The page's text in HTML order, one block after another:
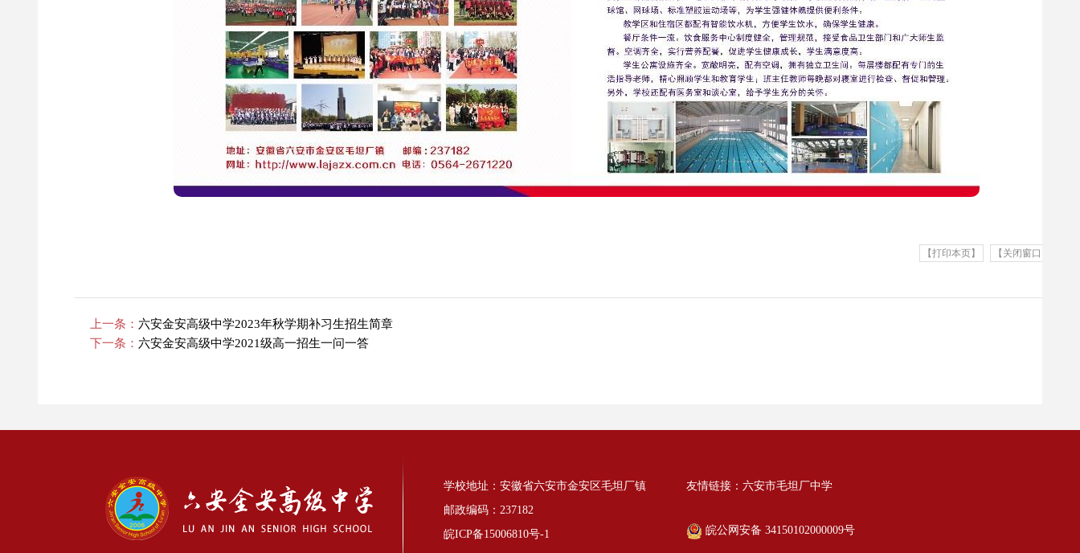
【打印本页】 【关闭窗口】
上一条： 六安金安高级中学2023年秋学期补习生招生简章
下一条： 六安金安高级中学2021级高一招生一问一答
学校地址：安徽省六安市金安区毛坦厂镇
邮政编码：237182
皖ICP备15006810号-1
友情链接： 六安市毛坦厂中学
皖公网安备 34150102000009号